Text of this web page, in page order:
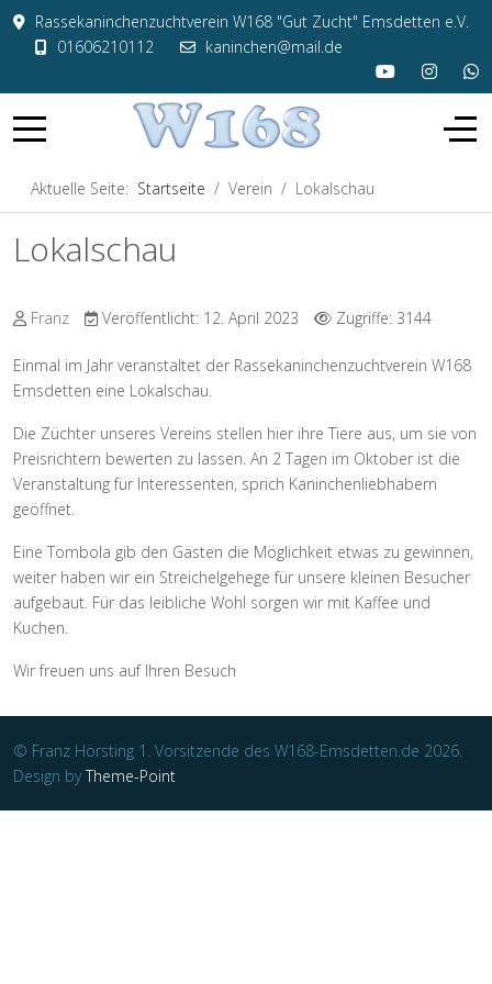
Rassekaninchenzuchtverein W168 "Gut Zucht" Emsdetten e.V.
01606210112
kaninchen@mail.de
Aktuelle Seite: Startseite Verein Lokalschau
Lokalschau
Franz Veröffentlicht: 12. April 2023 Zugriffe: 3144
Einmal im Jahr veranstaltet der Rassekaninchenzuchtverein W168
Emsdetten eine Lokalschau.
Die Züchter unseres Vereins stellen hier ihre Tiere aus, um sie von
Preisrichtern bewerten zu lassen. An 2 Tagen im Oktober ist die
Veranstaltung für Interessenten, sprich Kaninchenliebhabern
geöffnet.
Eine Tombola gib den Gästen die Möglichkeit etwas zu gewinnen,
weiter haben wir ein Streichelgehege für unsere kleinen Besucher
aufgebaut. Für das leibliche Wohl sorgen wir mit Kaffee und
Kuchen.
Wir freuen uns auf Ihren Besuch
© Franz Hörsting 1. Vorsitzende des W168-Emsdetten.de 2026.
Design byTheme-Point